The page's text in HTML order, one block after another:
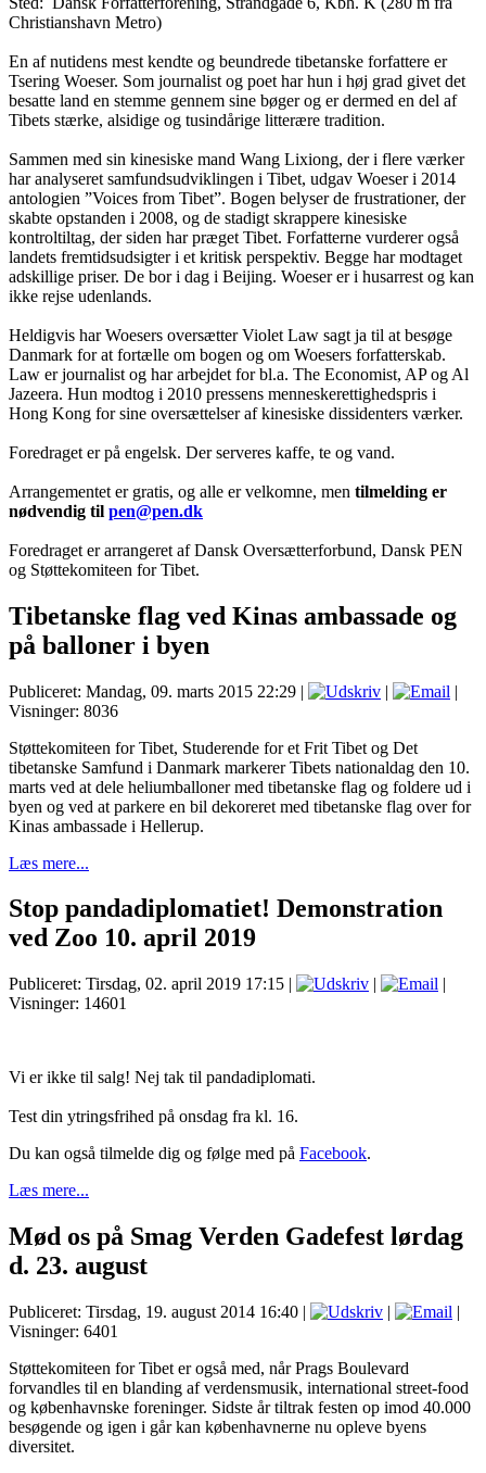
Christianshavn Metro)
En af nutidens mest kendte og beundrede tibetanske forfattere er
Tsering Woeser. Som journalist og poet har hun i høj grad givet det
besatte land en stemme gennem sine bøger og er dermed en del af
Tibets stærke, alsidige og tusindårige litterære tradition.
Sammen med sin kinesiske mand Wang Lixiong, der i flere værker
har analyseret samfundsudviklingen i Tibet, udgav Woeser i 2014
antologien ”Voices from Tibet”. Bogen belyser de frustrationer, der
skabte opstanden i 2008, og de stadigt skrappere kinesiske
kontroltiltag, der siden har præget Tibet. Forfatterne vurderer også
landets fremtidsudsigter i et kritisk perspektiv. Begge har modtaget
adskillige priser. De bor i dag i Beijing. Woeser er i husarrest og kan
ikke rejse udenlands.
Heldigvis har Woesers oversætter Violet Law sagt ja til at besøge
Danmark for at fortælle om bogen og om Woesers forfatterskab.
Law er journalist og har arbejdet for bl.a. The Economist, AP og Al
Jazeera. Hun modtog i 2010 pressens menneskerettighedspris i
Hong Kong for sine oversættelser af kinesiske dissidenters værker.
Foredraget er på engelsk. Der serveres kaffe, te og vand.
Arrangementet er gratis, og alle er velkomne, men tilmelding er
nødvendig til pen@pen.dk
Foredraget er arrangeret af Dansk Oversætterforbund, Dansk PEN
og Støttekomiteen for Tibet.
Tibetanske flag ved Kinas ambassade og
på balloner i byen
Publiceret: Mandag, 09. marts 2015 22:29 | |
|
Visninger: 8036
Støttekomiteen for Tibet, Studerende for et Frit Tibet og Det
tibetanske Samfund i Danmark markerer Tibets nationaldag den 10.
marts ved at dele heliumballoner med tibetanske flag og foldere ud i
byen og ved at parkere en bil dekoreret med tibetanske flag over for
Kinas ambassade i Hellerup.
Læs mere...
Stop pandadiplomatiet! Demonstration
ved Zoo 10. april 2019
Publiceret: Tirsdag, 02. april 2019 17:15 | |
|
Visninger: 14601
Vi er ikke til salg! Nej tak til pandadiplomati.
Test din ytringsfrihed på onsdag fra kl. 16.
Du kan også tilmelde dig og følge med på Facebook.
Læs mere...
Mød os på Smag Verden Gadefest lørdag
d. 23. august
Publiceret: Tirsdag, 19. august 2014 16:40 | |
|
Visninger: 6401
Støttekomiteen for Tibet er også med, når Prags Boulevard
forvandles til en blanding af verdensmusik, international street-food
og københavnske foreninger. Sidste år tiltrak festen op imod 40.000
besøgende og igen i går kan københavnerne nu opleve byens
diversitet.